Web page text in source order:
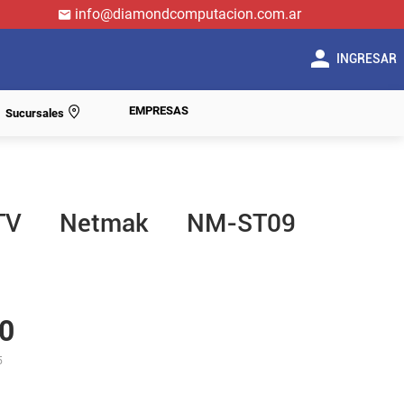
info@diamondcomputacion.com.ar
INGRESAR
Sucursales EMPRESAS
Netmak NM-ST09